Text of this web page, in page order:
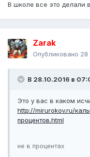
В школе все это делали
Zarak
Опубликовано 28
В 28.10.2016 в
Это у вас в каком
http://mirurokov.ru/
процентов.html
не в процентах